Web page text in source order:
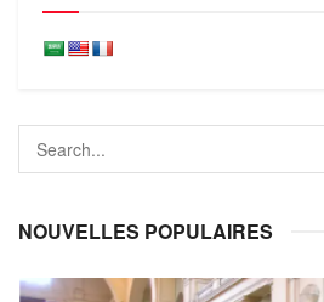
NOUVELLES POPULAIRES